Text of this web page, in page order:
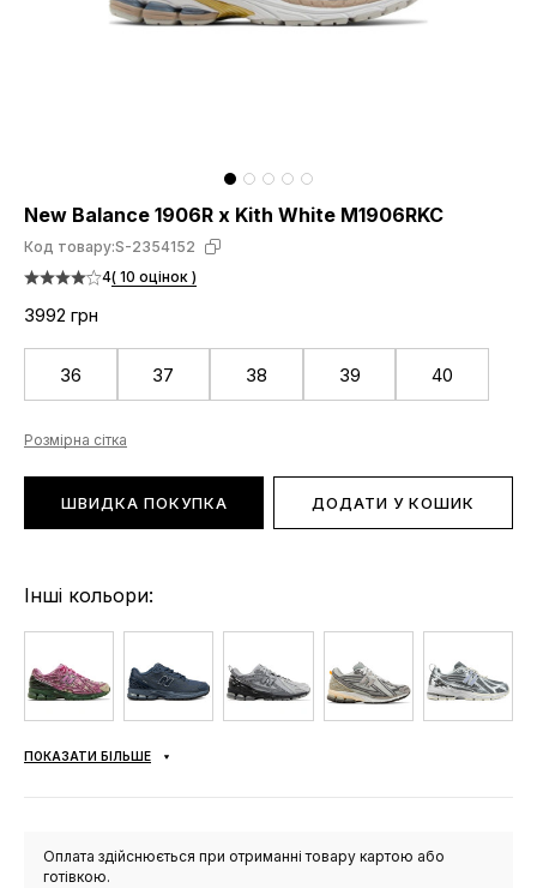
New Balance 1906R x Kith White M1906RKC
Код товару:S-2354152
4( 10 оцінок )
3992 грн
36 37 38 39 40
Розмірна сітка
ШВИДКА ПОКУПКА ДОДАТИ У КОШИК
Інші кольори:
ПОКАЗАТИ БІЛЬШЕ
Оплата здійснюється при отриманні товару картою або
готівкою.